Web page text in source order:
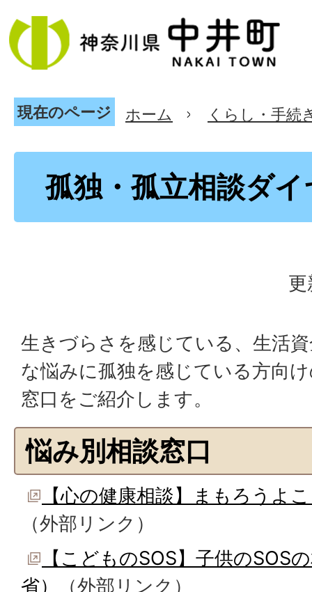
現在のページ ホーム くらし・手続
孤独・孤立相談ダ
生きづらさを感じている、生活
な悩みに孤独を感じている方向
窓口をご紹介します。
悩み別相談窓口
【心の健康相談】まもろうよ
（外部リンク）
【こどものSOS】子供のSOS
省）
（外部リンク）